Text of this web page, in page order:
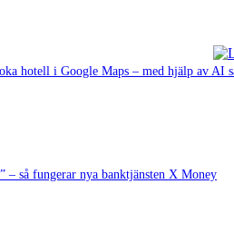
hotell i Google Maps – med hjälp av AI
så fungerar nya banktjänsten X Money